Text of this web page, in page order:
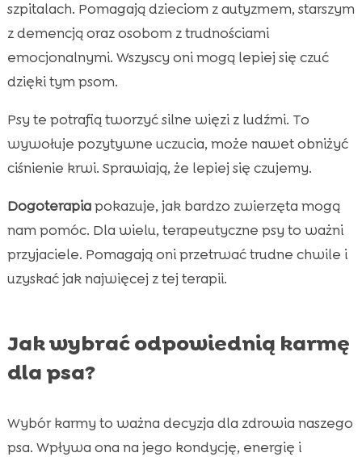
szpitalach. Pomagają dzieciom z autyzmem, starszym
z demencją oraz osobom z trudnościami
emocjonalnymi. Wszyscy oni mogą lepiej się czuć
dzięki tym psom.
Psy te potrafią tworzyć silne więzi z ludźmi. To
wywołuje pozytywne uczucia, może nawet obniżyć
ciśnienie krwi. Sprawiają, że lepiej się czujemy.
Dogoterapiapokazuje, jak bardzo zwierzęta mogą
nam pomóc. Dla wielu, terapeutyczne psy to ważni
przyjaciele. Pomagają oni przetrwać trudne chwile i
uzyskać jak najwięcej z tej terapii.
Jak wybrać odpowiednią karmę
dla psa?
Wybór karmy to ważna decyzja dla zdrowia naszego
psa. Wpływa ona na jego kondycję, energię i